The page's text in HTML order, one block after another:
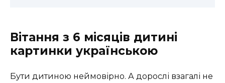
Вітання з 6 місяців дитині
картинки українською
Бути дитиною неймовірно. А дорослі взагалі не